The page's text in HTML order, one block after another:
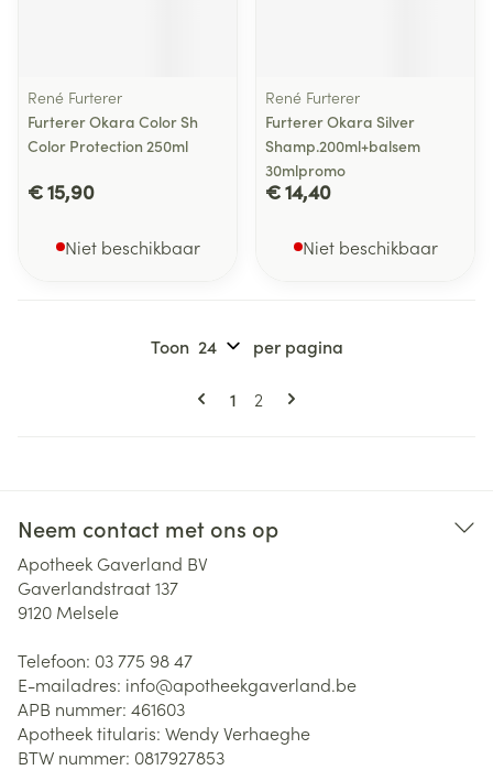
René Furterer
Furterer Okara Color Sh
Color Protection 250ml
€ 15,90
Niet beschikbaar
René Furterer
Furterer Okara Silver
Shamp.200ml+balsem
30mlpromo
€ 14,40
Niet beschikbaar
Pagina's
U lees momenteel pagina
1 Pagina
2
Toon per pagina
Neem contact met ons op
Apotheek Gaverland BV
Gaverlandstraat 137
9120 Melsele
Telefoon: 03 775 98 47
E-mailadres: info@apotheekgaverland.be
APB nummer: 461603
Apotheek titularis: Wendy Verhaeghe
BTW nummer: 0817927853